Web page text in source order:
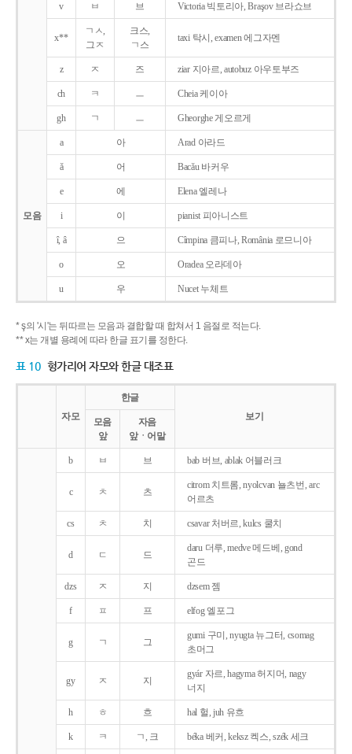
v ㅂ 브 Victoria 빅토리아, Braşov 브라쇼브
x**
ㄱㅅ,
그ㅈ
크스,
ㄱ스
taxi 탁시, examen 에그자멘
z ㅈ 즈 ziar 지아르, autobuz 아우토부즈
ch ㅋ ㅡ Cheia 케이아
gh ㄱ ㅡ Gheorghe 게오르게
모음
a 아 Arad 아라드
ǎ 어 Bacǎu 바커우
e 에 Elena 엘레나
i 이 pianist 피아니스트
î, â 으 Cîmpina 큼피나, România 로므니아
o 오 Oradea 오라데아
u 우 Nucet 누체트
* ş의 '시'는 뒤따르는 모음과 결합할 때 합쳐서 1 음절로 적는다.
** x는 개별 용례에 따라 한글 표기를 정한다.
표 10 헝가리어 자모와 한글 대조표
자모
한글
보기
모음
앞
자음
앞ㆍ어말
b ㅂ 브 bab 버브, ablak 어블러크
c ㅊ 츠
citrom 치트롬, nyolcvan 뇰츠번, arc
어르츠
cs ㅊ 치 csavar 처버르, kulcs 쿨치
d ㄷ 드
daru 더루, medve 메드베, gond
곤드
dzs ㅈ 지 dzsem 젬
f ㅍ 프 elfog 엘포그
g ㄱ 그
gumi 구미, nyugta 뉴그터, csomag
초머그
gy ㅈ 지
gyár 자르, hagyma 허지머, nagy
너지
h ㅎ 흐 hal 헐, juh 유흐
k ㅋ ㄱ, 크 béka 베커, keksz 켁스, szék 세크